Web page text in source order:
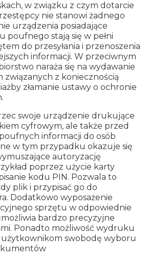
w związku z czym dotarcie
nie stanowi żadnego
urządzenia posiadające
poufnego stają się w pełni
do przesyłania i przenoszenia
informacji. W przeciwnym
naraża się na wydawanie
związanych z koniecznością
złamanie ustawy o ochronie
swoje urządzenie drukujące
cyfrowym, ale także przed
informacji do osób
w tym przypadku okazuje się
autoryzację
poprzez użycie karty
kodu PIN. Pozwala to
plik i przypisać go do
Dodatkowo wyposażenie
sprzętu w odpowiednie
bardzo precyzyjne
Ponadto możliwość wydruku
użytkownikom swobodę wyboru